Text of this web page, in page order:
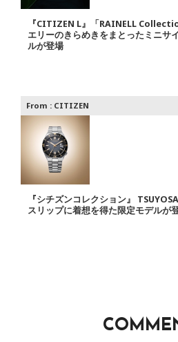
『CITIZEN L』「RAINELL
エリーのきらめきをまとったミニサ
ルが登場
From : CITIZEN
『シチズンコレクション』
スリップに着想を得た限定モデルが